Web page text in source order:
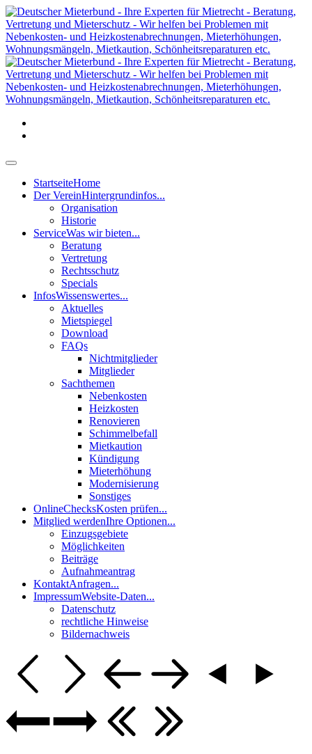
StartseiteHome
Der VereinHintergrundinfos...
Organisation
Historie
ServiceWas wir bieten...
Beratung
Vertretung
Rechtsschutz
Specials
InfosWissenswertes...
Aktuelles
Mietspiegel
Download
FAQs
Nichtmitglieder
Mitglieder
Sachthemen
Nebenkosten
Heizkosten
Renovieren
Schimmelbefall
Mietkaution
Kündigung
Mieterhöhung
Modernisierung
Sonstiges
OnlineChecksKosten prüfen...
Mitglied werdenIhre Optionen...
Einzugsgebiete
Möglichkeiten
Beiträge
Aufnahmeantrag
KontaktAnfragen...
ImpressumWebsite-Daten...
Datenschutz
rechtliche Hinweise
Bildernachweis